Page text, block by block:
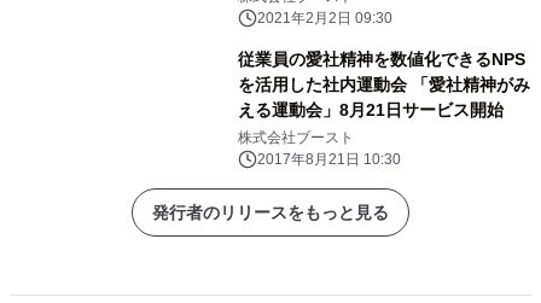
加し放題
2021年2月2日 09:30
従業員の愛社精神を数値化できるNPS
を活用した社内運動会 「愛社精神がみ
える運動会」8月21日サービス開始
株式会社ブースト
2017年8月21日 10:30
発行者のリリースをもっと見る